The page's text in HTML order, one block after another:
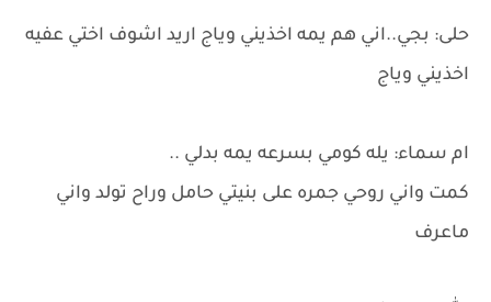
حلى: بجي..اني هم يمه اخذيني وياج اريد اشوف اختي عفيه
اخذيني وياج
ام سماء: يله كومي بسرعه يمه بدلي ..
كمت واني روحي جمره على بنيتي حامل وراح تولد واني
ماعرف